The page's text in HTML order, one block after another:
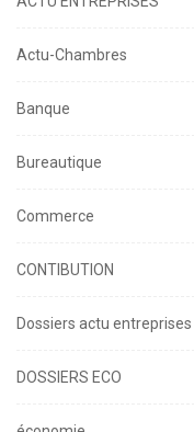
Actu-Chambres
Banque
Bureautique
Commerce
CONTIBUTION
Dossiers actu entreprises
DOSSIERS ECO